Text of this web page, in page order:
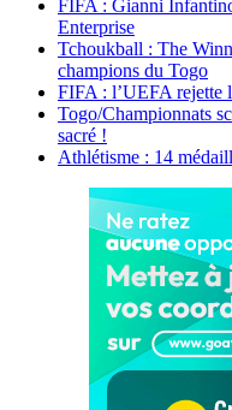
FIFA : Gianni
Enterprise
Tchoukball : The
champions du Togo
FIFA : l’UEFA rejette
Togo/Championnats
sacré !
Athlétisme : 14